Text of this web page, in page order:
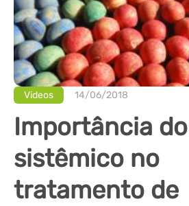
Videos 14/06/2018
Importância
sistêmico no
tratamento de